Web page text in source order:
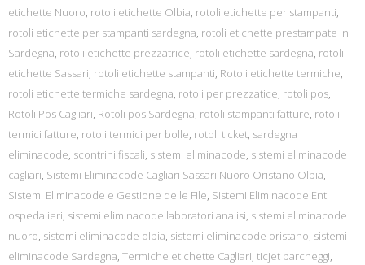
etichette Nuoro, rotoli etichette Olbia, rotoli etichette per stampanti,
rotoli etichette per stampanti sardegna, rotoli etichette prestampate in
Sardegna, rotoli etichette prezzatrice, rotoli etichette sardegna, rotoli
etichette Sassari, rotoli etichette stampanti, Rotoli etichette termiche,
rotoli etichette termiche sardegna, rotoli per prezzatice, rotoli pos,
Rotoli Pos Cagliari, Rotoli pos Sardegna, rotoli stampanti fatture, rotoli
termici fatture, rotoli termici per bolle, rotoli ticket, sardegna
eliminacode, scontrini fiscali, sistemi eliminacode, sistemi eliminacode
cagliari, Sistemi Eliminacode Cagliari Sassari Nuoro Oristano Olbia,
Sistemi Eliminacode e Gestione delle File, Sistemi Eliminacode Enti
ospedalieri, sistemi eliminacode laboratori analisi, sistemi eliminacode
nuoro, sistemi eliminacode olbia, sistemi eliminacode oristano, sistemi
eliminacode Sardegna, Termiche etichette Cagliari, ticjet parcheggi,